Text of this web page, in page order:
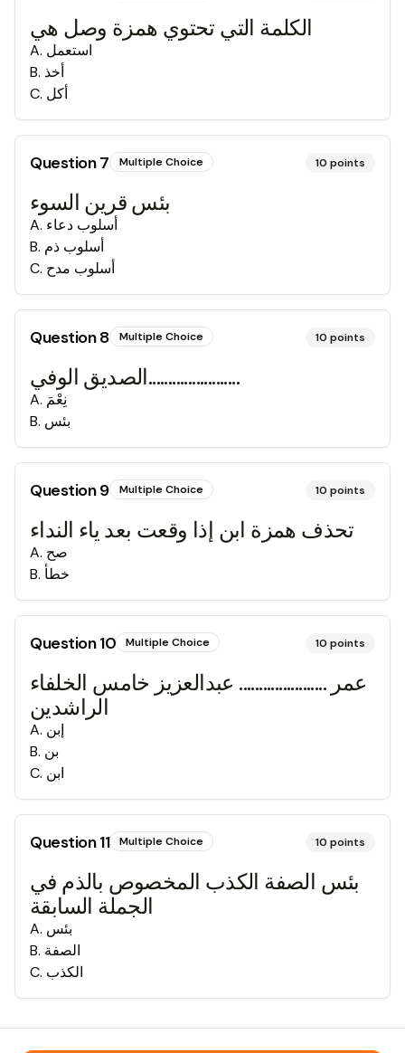
الكلمة التي تحتوي همزة وصل هي
A. استعمل
B. أخذ
C. أكل
Question7 Multiple Choice 10 points
بئس قرين السوء
A. أسلوب دعاء
B. أسلوب ذم
C. أسلوب مدح
Question8 Multiple Choice 10 points
الصديق الوفي.......................
A. نِعْمَ
B. بئس
Question9 Multiple Choice 10 points
تحذف همزة ابن إذا وقعت بعد ياء النداء
A. صح
B. خطأ
Question10 Multiple Choice 10 points
عمر ...................... عبدالعزيز خامس الخلفاء
الراشدين
A. إبن
B. بن
C. ابن
Question11 Multiple Choice 10 points
بئس الصفة الكذب المخصوص بالذم في
الجملة السابقة
A. بئس
B. الصفة
C. الكذب